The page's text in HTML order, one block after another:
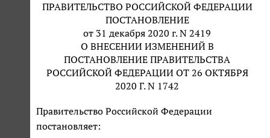
ПРАВИТЕЛЬСТВО РОССИЙСКОЙ ФЕДЕРАЦИИ
ПОСТАНОВЛЕНИЕ
от 31 декабря 2020 г. N 2419
О ВНЕСЕНИИ ИЗМЕНЕНИЙ В
ПОСТАНОВЛЕНИЕ ПРАВИТЕЛЬСТВА
РОССИЙСКОЙ ФЕДЕРАЦИИ ОТ 26 ОКТЯБРЯ
2020 Г. N 1742
Правительство Российской Федерации
постановляет: